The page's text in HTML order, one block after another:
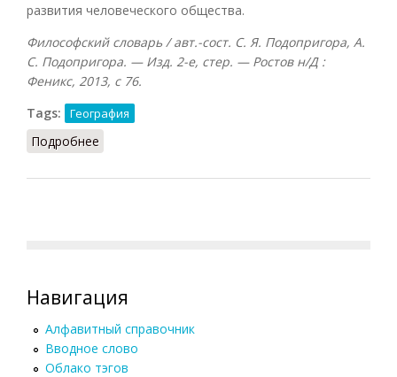
развития человеческого общества.
Философский словарь / авт.-сост. С. Я. Подопригора, А.
С. Подопригора. — Изд. 2-е, стер. — Ростов н/Д :
Феникс, 2013, с 76.
Tags:
География
Подробнее
Навигация
Алфавитный справочник
Вводное слово
Облако тэгов